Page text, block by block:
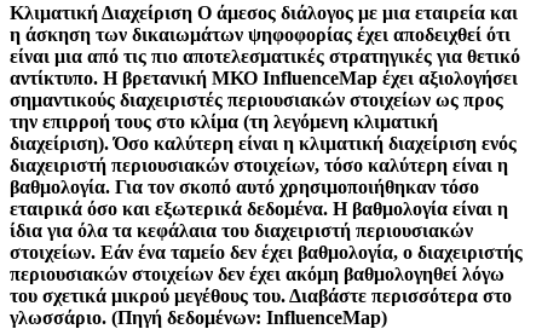
Κλιματική Διαχείριση Ο άμεσος διάλογος με μια εταιρεία και
η άσκηση των δικαιωμάτων ψηφοφορίας έχει αποδειχθεί ότι
είναι μια από τις πιο αποτελεσματικές στρατηγικές για θετικό
αντίκτυπο. Η βρετανική ΜΚΟ InfluenceMap έχει αξιολογήσει
σημαντικούς διαχειριστές περιουσιακών στοιχείων ως προς
την επιρροή τους στο κλίμα (τη λεγόμενη κλιματική
διαχείριση). Όσο καλύτερη είναι η κλιματική διαχείριση ενός
διαχειριστή περιουσιακών στοιχείων, τόσο καλύτερη είναι η
βαθμολογία. Για τον σκοπό αυτό χρησιμοποιήθηκαν τόσο
εταιρικά όσο και εξωτερικά δεδομένα. Η βαθμολογία είναι η
ίδια για όλα τα κεφάλαια του διαχειριστή περιουσιακών
στοιχείων. Εάν ένα ταμείο δεν έχει βαθμολογία, ο διαχειριστής
περιουσιακών στοιχείων δεν έχει ακόμη βαθμολογηθεί λόγω
του σχετικά μικρού μεγέθους του. Διαβάστε περισσότερα στο
γλωσσάριο. (Πηγή δεδομένων: InfluenceMap)